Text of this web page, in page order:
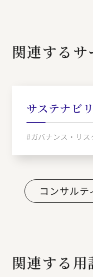
関連するサ
サステナビ
#ガバナンス・リ
コンサルテ
関連する用